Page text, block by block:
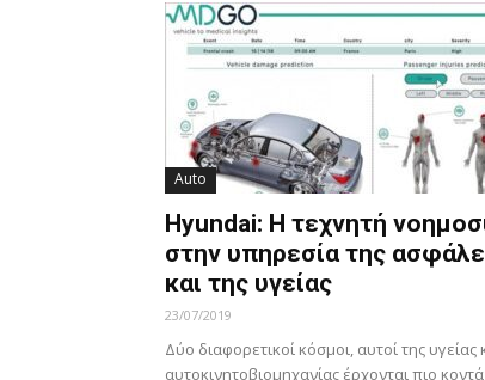
Auto
Hyundai: Η τεχνητή
στην υπηρεσία της
και της υγείας
23/07/2019
Δύο διαφορετικοί κόσμοι, αυτοί της υγείας
αυτοκινητοβιομηχανίας έρχονται πιο